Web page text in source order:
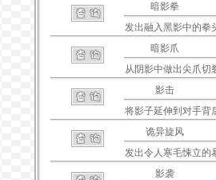
暗影拳
发出融入黑影中的拳
暗影爪
从阴影中做出尖爪切
影击
将影子延伸到对手背
诡异旋风
发出令人寒毛悚立的
影袭